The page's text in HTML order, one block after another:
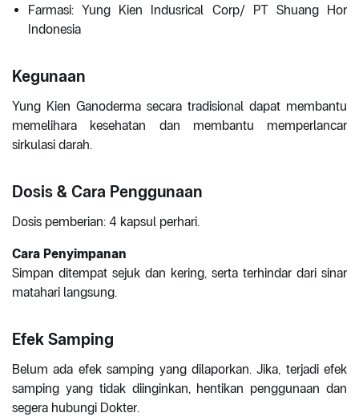
Farmasi: Yung Kien Indusrical Corp/ PT Shuang Hor
Indonesia
Kegunaan
Yung Kien Ganoderma secara tradisional dapat membantu
memelihara kesehatan dan membantu memperlancar
sirkulasi darah.
Dosis & Cara Penggunaan
Dosis pemberian: 4 kapsul perhari.
Cara Penyimpanan
Simpan ditempat sejuk dan kering, serta terhindar dari sinar
matahari langsung.
Efek Samping
Belum ada efek samping yang dilaporkan. Jika, terjadi efek
samping yang tidak diinginkan, hentikan penggunaan dan
segera hubungi Dokter.